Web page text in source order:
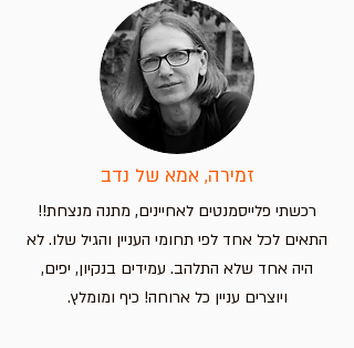
זמירה, אמא של נדב
רכשתי פלייסמנטים לאחיינים, מתנה מנצחת!!
התאים לכל אחד לפי תחומי העניין והגיל שלו. לא
היה אחד שלא התלהב. עמידים בנקיון, יפים,
ויוצרים עניין כל ארוחה! כיף ומומלץ.